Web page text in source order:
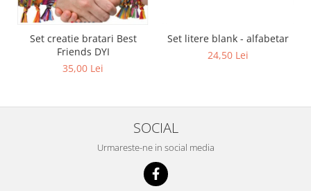
Set creatie bratari Best
Friends DYI
35,00 Lei
Set litere blank - alfabetar
24,50 Lei
SOCIAL
Urmareste-ne in social media